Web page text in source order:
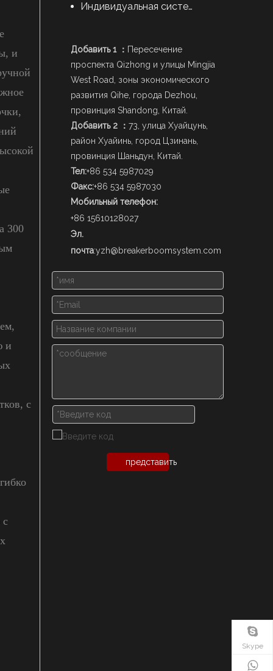
и
300
и
с
с
Индивидуальная система стрел
Добавить 1 ： Пересечение
проспекта Qizhong и улицы Mingjia
West Road, зоны экономического
развития Qihe, города Dezhou,
провинция Shandong, Китай.
Добавить 2 ： 73, улица Хуайцунь,
район Хуайинь, город Цзинань,
провинция Шаньдун, Китай.
Тел:+86 534 5987029
Факс:+86 534 5987030
Мобильный телефон:
+86 15610128027
Эл.
почта:yzh@breakerboomsystem.com
представить
Skype